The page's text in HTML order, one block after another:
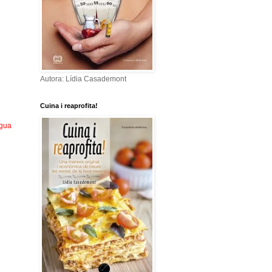
Autora: Lídia Casademont
Cuina i reaprofita!